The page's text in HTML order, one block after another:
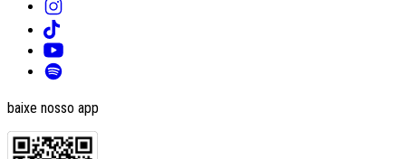
baixe nosso app